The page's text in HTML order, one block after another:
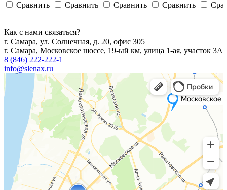
Сравнить
Сравнить
Сравнить
Сравнить
Как с нами связаться?
г. Самара, ул. Солнечная, д. 20, офис 305
г. Самара, Московское шоссе, 19-ый км, улица 1-ая, участок 3А
8 (846) 222-222-1
info@slenax.ru